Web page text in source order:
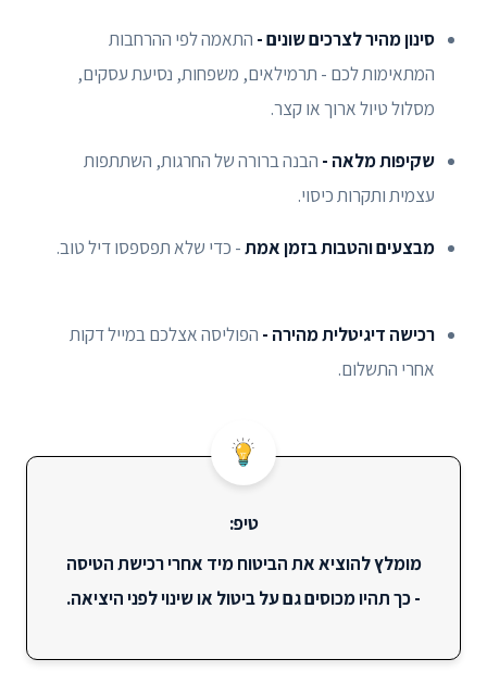
סינון מהיר לצרכים שונים - התאמה לפי ההרחבות
המתאימות לכם - תרמילאים, משפחות, נסיעת עסקים,
מסלול טיול ארוך או קצר.
שקיפות מלאה - הבנה ברורה של החרגות, השתתפות
עצמית ותקרות כיסוי.
מבצעים והטבות בזמן אמת- כדי שלא תפספסו דיל טוב.
רכישה דיגיטלית מהירה - הפוליסה אצלכם במייל דקות
אחרי התשלום.
טיפ:
מומלץ להוציא את הביטוח מיד אחרי רכישת הטיסה
- כך תהיו מכוסים גם על ביטול או שינוי לפני היציאה.